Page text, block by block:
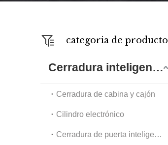
categoria de producto
Cerradura inteligente digital
Cerradura de cabina y cajón
Cilindro electrónico
Cerradura de puerta inteligente exterior